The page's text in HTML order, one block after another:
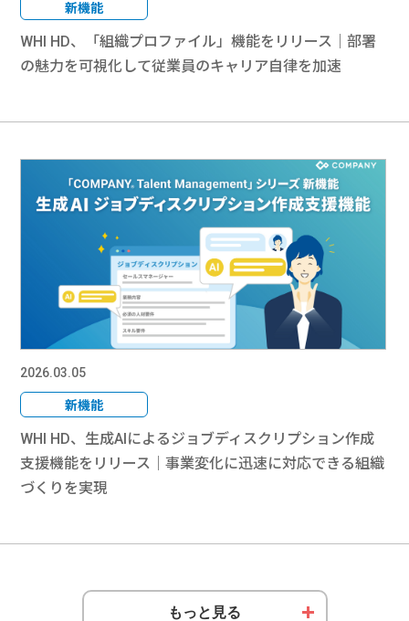
新機能
WHI HD、「組織プロファイル」機能をリリース｜部署
の魅力を可視化して従業員のキャリア自律を加速
2026.03.05
新機能
WHI HD、生成AIによるジョブディスクリプション作成
支援機能をリリース｜事業変化に迅速に対応できる組織
づくりを実現
もっと見る